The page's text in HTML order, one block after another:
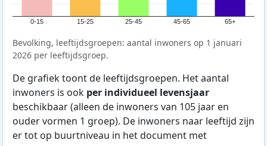
0-15 15-25 25-45 45-65 65+
Bevolking, leeftijdsgroepen: aantal inwoners op 1 januari
2026 per leeftijdsgroep.
De grafiek toont de leeftijdsgroepen. Het aantal
inwoners is ook per individueel levensjaar
beschikbaar (alleen de inwoners van 105 jaar en
ouder vormen 1 groep). De inwoners naar leeftijd zijn
er tot op buurtniveau in het document met